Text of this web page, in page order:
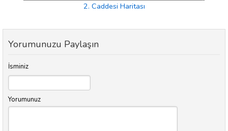
2. Caddesi Haritası
Yorumunuzu Paylaşın
İsminiz
Yorumunuz